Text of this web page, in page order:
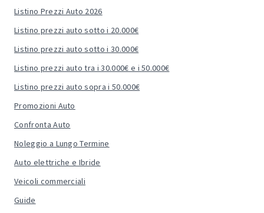
Listino Prezzi Auto 2026
Listino prezzi auto sotto i 20.000€
Listino prezzi auto sotto i 30.000€
Listino prezzi auto tra i 30.000€ e i 50.000€
Listino prezzi auto sopra i 50.000€
Promozioni Auto
Confronta Auto
Noleggio a Lungo Termine
Auto elettriche e Ibride
Veicoli commerciali
Guide